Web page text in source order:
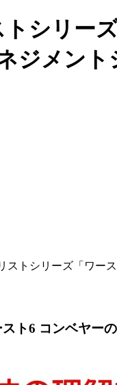
シリー
ジメン
ストシリーズ「ワー
ト6 コンベヤー